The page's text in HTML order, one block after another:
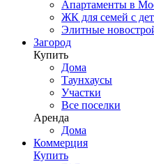
Апартаменты в
ЖК для семей с
Элитные
Загород
Купить
Дома
Таунхаусы
Участки
Все поселки
Аренда
Дома
Коммерция
Купить